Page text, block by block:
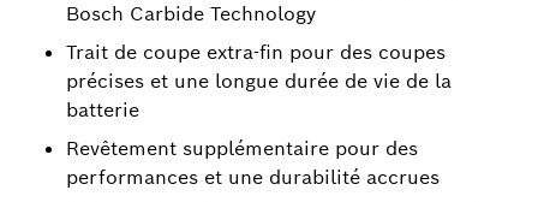
Bosch Carbide Technology
Trait de coupe extra-fin pour des coupes
précises et une longue durée de vie de la
batterie
Revêtement supplémentaire pour des
performances et une durabilité accrues